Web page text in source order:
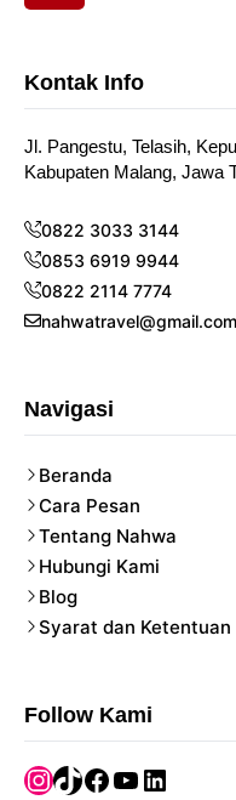
Kontak Info
Jl. Pangestu, Telasih,
Kabupaten Malang, Jawa
0822 3033 3144
0853 6919 9944
0822 2114 7774
nahwatravel@gmail.com
Navigasi
Beranda
Cara Pesan
Tentang Nahwa
Hubungi Kami
Blog
Syarat dan Ketentuan
Follow Kami
Instagram
TikTok
Facebook
YouTube
LinkedIn